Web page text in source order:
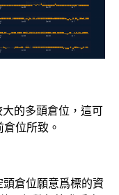
的多頭倉位，這可
位所致。
倉位願意爲標的資